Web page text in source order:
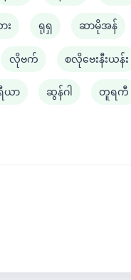
း ရုရှ ဆာမိုအန်
လိုဗက် စလိုဗေးနီးယန်း
ယာ ဆွန်ဂါ တူရကီ